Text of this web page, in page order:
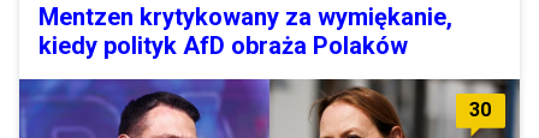
Mentzen krytykowany za wymiękanie,
kiedy polityk AfD obraża Polaków
30